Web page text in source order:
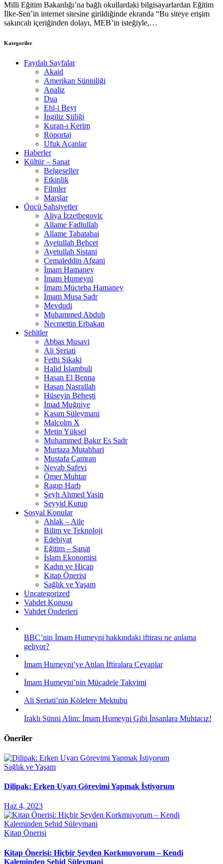
Milli Eğitim Bakanlığı’na bağlı okullardaki bilgisayarlardan Eğitim
İlke-Sen’in internet sitesine girildiğinde ekranda “Bu siteye erişim
sakıncalı içeriğinden dolayı, MEB’in isteğiyle,…
Kategoriler
Faydalı Sayfalar
Akaid
Amerikan Sünniliği
Analiz
Dua
Ehl-i Beyt
İngiliz Şiiliği
Kuran-ı Kerim
Röportaj
Ufuk Açanlar
Haberler
Kültür – Sanat
Belgeseller
Etkinlik
Filmler
Marşlar
Öncü Şahsiyetler
Aliya İzzetbegoviç
Allame Fadlullah
Allame Tabatabai
Ayetullah Behcet
Ayetullah Sistani
Cemaleddin Afgani
İmam Hamaney
İmam Humeyni
İmam Mücteba Hamaney
İmam Musa Sadr
Mevdudi
Muhammed Abduh
Necmettin Erbakan
Şehitler
Abbas Musavi
Ali Şeriati
Fethi Şikaki
Halid İslambuli
Hasan El Benna
Hasan Nasrallah
Hüseyin Beheşti
İmad Muğniye
Kasım Süleymani
Malcolm X
Metin Yüksel
Muhammed Bakır Es Sadr
Murtaza Mutahhari
Mustafa Çamran
Nevab Safevi
Ömer Muhtar
Ragıp Harb
Şeyh Ahmed Yasin
Seyyid Kutup
Sosyal Konular
Ahlak – Aile
Bilim ve Teknoloji
Edebiyat
Eğitim – Sanat
İslam Ekonomisi
Kadın ve Hicap
Kitap Önerisi
Sağlık ve Yaşam
Uncategorized
Vahdet Konusu
Vahdet Önderleri
BBC’nin İmam Humeyni hakkındaki iftirası ne anlama
geliyor?
İmam Humeyni’ye Atılan İftiralara Cevaplar
İmam Humeyni’nin Mücadele Takvimi
Ali Şeriati’nin Kölelere Mektubu
Iraklı Sünni Alim: İmam Humeyni Gibi İnsanlara Muhtacız!
Öneriler
Sağlık ve Yaşam
Dilipak: Erken Uyarı Görevimi Yapmak İstiyorum
Haz 4, 2023
Kitap Önerisi
Kitap Önerisi: Hiçbir Şeyden Korkmuyorum – Kendi
Kaleminden Şehid Süleymani